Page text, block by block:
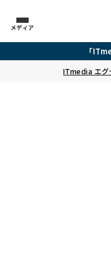
メディア
「
ITmedia エグ